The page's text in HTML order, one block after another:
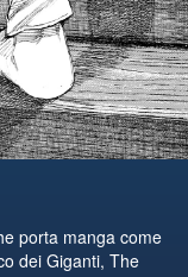
porta manga come
dei Giganti, The